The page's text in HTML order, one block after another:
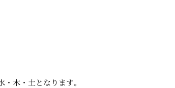
木・土となります。